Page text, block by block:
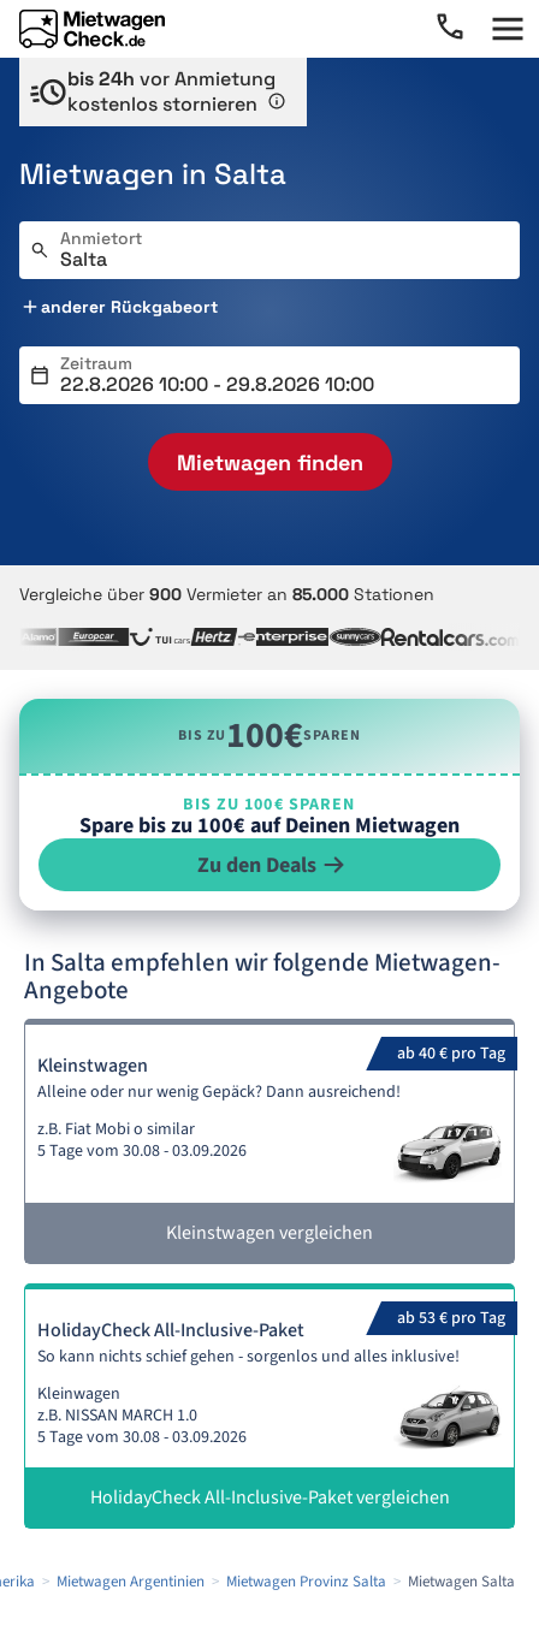
bis 24h vor Anmietung
kostenlos stornieren
Mietwagen in Salta
Anmietort
anderer Rückgabeort
Zeitraum
Mietwagen finden
Vergleiche über 900 Vermieter an 85.000 Stationen
BIS ZU100€SPAREN
BIS ZU 100€ SPAREN
Spare bis zu 100€ auf Deinen Mietwagen
Zu den Deals
In Salta empfehlen wir folgende Mietwagen-
Angebote
ab 40 € pro Tag
Kleinstwagen
Alleine oder nur wenig Gepäck? Dann ausreichend!
z.B. Fiat Mobi o similar
5 Tage vom 30.08 - 03.09.2026
Kleinstwagen vergleichen
ab 53 € pro Tag
HolidayCheck All-Inclusive-Paket
So kann nichts schief gehen - sorgenlos und alles inklusive!
Kleinwagen
z.B. NISSAN MARCH 1.0
5 Tage vom 30.08 - 03.09.2026
HolidayCheck All-Inclusive-Paket vergleichen
Mietwagen Argentinien Mietwagen Provinz Salta Mietwagen Salta